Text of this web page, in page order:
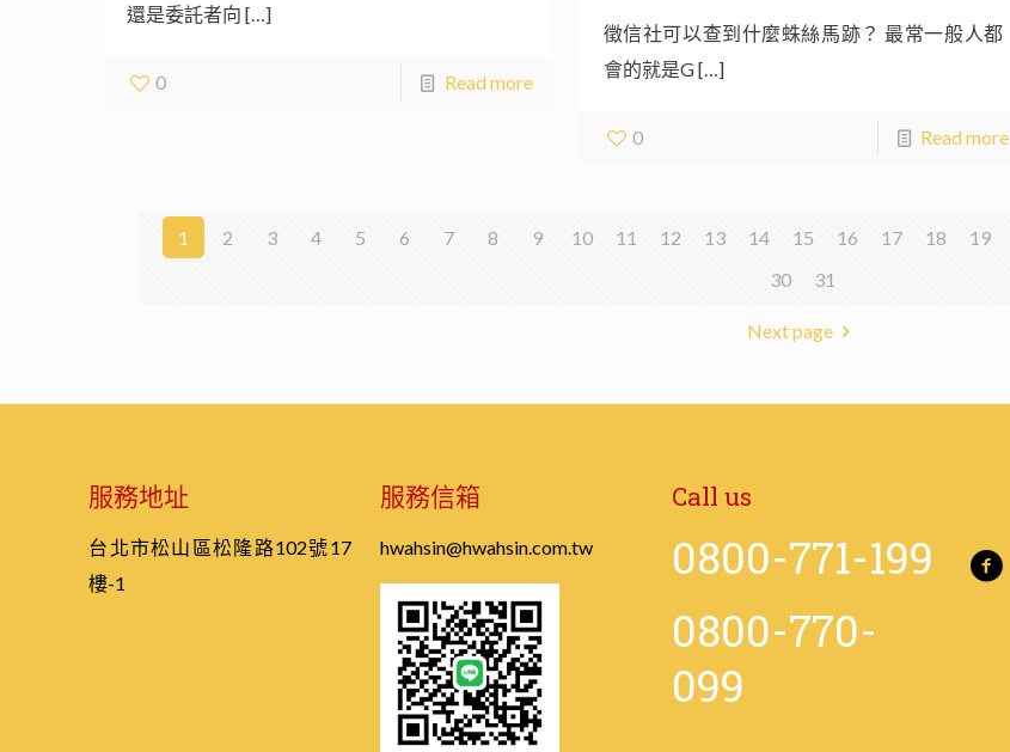
還是委託者向 […]
0 Read more
徵信社可以查到什麼蛛絲馬跡？ 最常一般人都
會的就是G[…]
0 Read more
1 2 3 4 5 6 7 8 9 10 11 12 13 14 15 16 17 18 19
30
31
Next page
服務地址
台北市松山區松隆路102號17
樓-1
服務信箱
hwahsin@hwahsin.com.tw
Call us
0800-771-199
0800-770-
099